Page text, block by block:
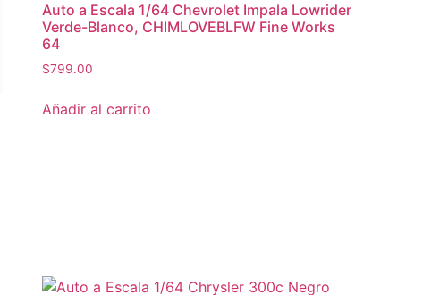
Auto a Escala 1/64 Chevrolet Impala Lowrider
Verde-Blanco, CHIMLOVEBLFW Fine Works
64
$799.00
Añadir al carrito